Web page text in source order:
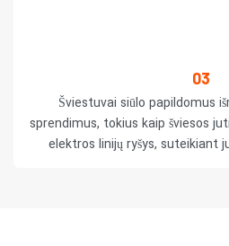
03
Šviestuvai siūlo papildomus
sprendimus, tokius kaip šviesos
elektros linijų ryšys, suteikiant